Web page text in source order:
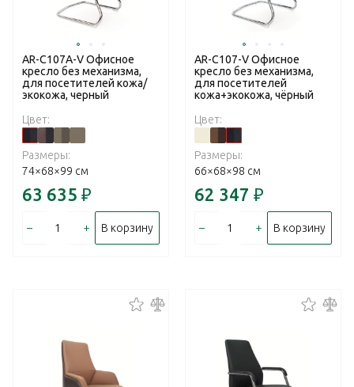
AR-C107A-V Офисное
кресло без механизма,
для посетителей кожа/
экокожа, черный
Цвет:
Размеры:
74×68×99 см
63 635 ₽
– + В корзину
AR-C107-V Офисное
кресло без механизма,
для посетителей
кожа+экокожа, чёрный
Цвет:
Размеры:
66×68×98 см
62 347 ₽
– + В корзину